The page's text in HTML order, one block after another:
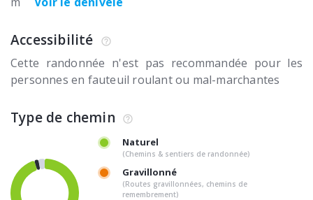
Accessibilité
Cette randonnée n'est pas recommandée pour les
personnes en fauteuil roulant ou mal-marchantes
Type de chemin
Naturel
(Chemins & sentiers de randonnée)
Gravillonné
(Routes gravillonnées, chemins de
remembrement)